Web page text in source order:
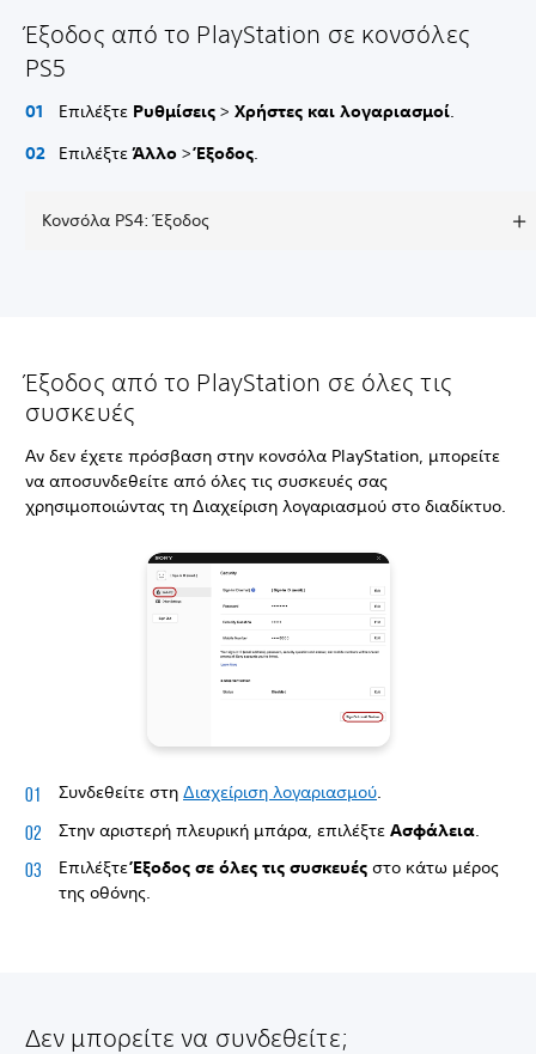
Έξοδος από το PlayStation σε κονσόλες
PS5
Επιλέξτε Ρυθμίσεις > Χρήστες και λογαριασμοί.
ΕπιλέξτεΆλλο >Έξοδος.
Κονσόλα PS4: Έξοδος
Έξοδος από το PlayStation σε όλες τις
συσκευές
Αν δεν έχετε πρόσβαση στην κονσόλα PlayStation, μπορείτε
να αποσυνδεθείτε από όλες τις συσκευές σας
χρησιμοποιώντας τη Διαχείριση λογαριασμού στο διαδίκτυο.
Συνδεθείτε στη Διαχείριση λογαριασμού.
Στην αριστερή πλευρική μπάρα, επιλέξτε Ασφάλεια.
ΕπιλέξτεΈξοδος σε όλες τις συσκευές στο κάτω μέρος
της οθόνης.
Δεν μπορείτε να συνδεθείτε;